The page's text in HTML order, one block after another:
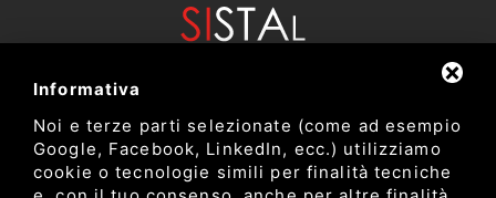
Informativa
Noi e terze parti selezionate (come ad esempio
Google, Facebook, LinkedIn, ecc.) utilizziamo
cookie o tecnologie simili per finalità tecniche